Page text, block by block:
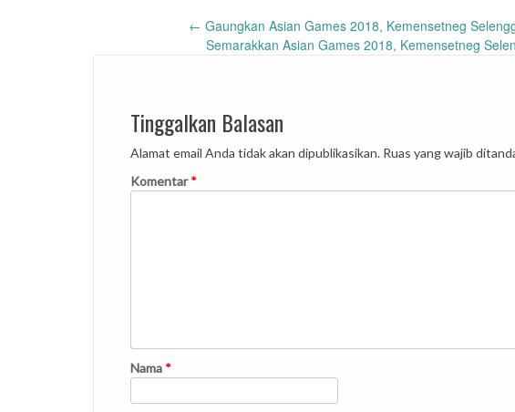
navigation
← Gaungkan Asian Games 2018, Kemensetneg
Semarakkan Asian Games 2018, Kemensetneg
Tinggalkan Balasan
Alamat email Anda tidak akan dipublikasikan. Ruas yang wajib
Komentar*
Nama *